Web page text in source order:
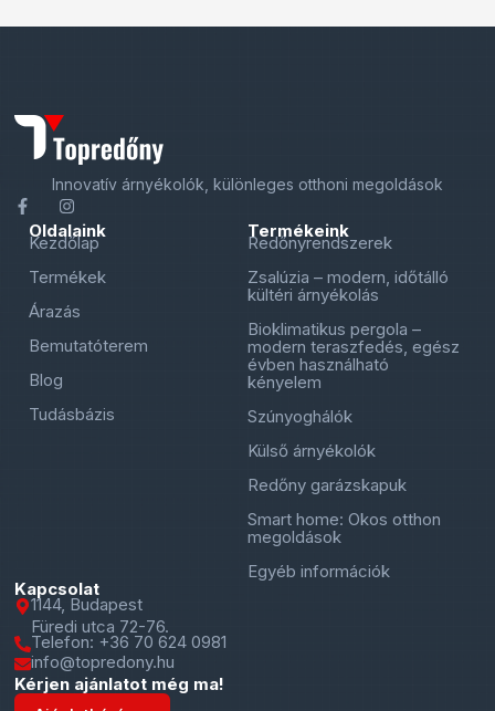
Innovatív árnyékolók, különleges otthoni megoldások
Oldalaink
Kezdőlap
Termékek
Árazás
Bemutatóterem
Blog
Tudásbázis
Termékeink
Redőnyrendszerek
Zsalúzia – modern, időtálló
kültéri árnyékolás
Bioklimatikus pergola –
modern teraszfedés, egész
évben használható
kényelem
Szúnyoghálók
Külső árnyékolók
Redőny garázskapuk
Smart home: Okos otthon
megoldások
Egyéb információk
Kapcsolat
1144, Budapest
Füredi utca 72-76.
Telefon: +36 70 624 0981
info@topredony.hu
Kérjen ajánlatot még ma!